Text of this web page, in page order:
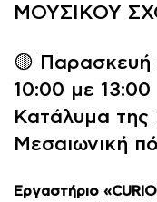
ΜΟΥΣΙΚΟΥ
🟡 Παρασκευή
10:00 με 13:00
Κατάλυμα της
Μεσαιωνική
Εργαστήριο